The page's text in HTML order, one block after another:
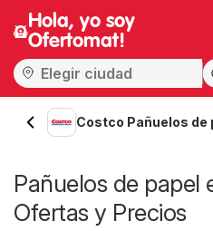
Hola, yo soy
Ofertomat!
Costco Pañuelos de
Pañuelos de papel
Ofertas y Precios